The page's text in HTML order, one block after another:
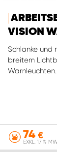
VISION
Schlanke und
breitem
Warnleuchten.
74 €
EXKL. 17 %